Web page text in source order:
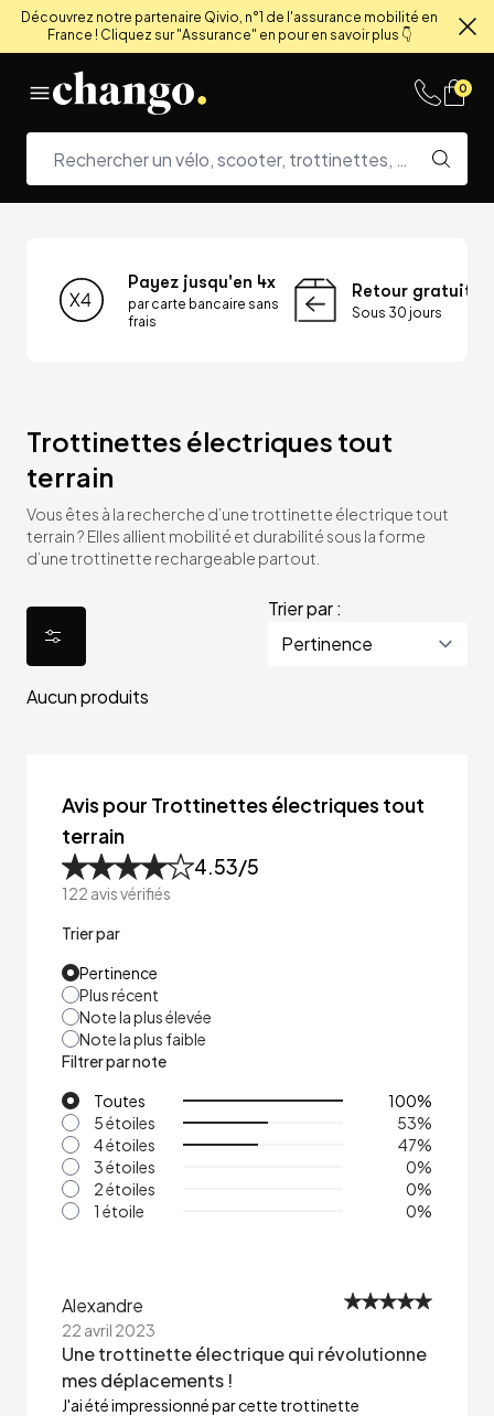
Découvrez notre partenaire Qivio, n°1 de l'assurance mobilité en
France ! Cliquez sur "Assurance" en pour en savoir plus 👇
0
Payez jusqu'en 4x
par carte bancaire sans
frais
Retour gratuit
Sous 30 jours
Trottinettes électriques tout
terrain
Vous êtes à la recherche d’une trottinette électrique tout
terrain ? Elles allient mobilité et durabilité sous la forme
d’une trottinette rechargeable partout.
Trier par :
Aucun produits
Avis pour Trottinettes électriques tout
terrain
4.53/5
122 avis vérifiés
Trier par
Pertinence
Plus récent
Note la plus élevée
Note la plus faible
Filtrer par note
Toutes
100%
5 étoiles
53%
4 étoiles
47%
3 étoiles
0%
2 étoiles
0%
1 étoile
0%
Alexandre
22 avril 2023
Une trottinette électrique qui révolutionne
mes déplacements !
J'ai été impressionné par cette trottinette